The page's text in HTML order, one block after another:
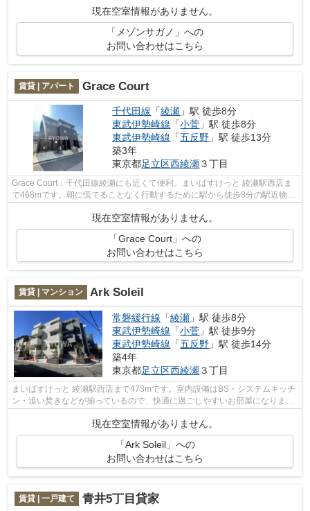
現在空室情報がありません。
「メゾンサガノ」への
お問い合わせはこちら
賃貸 | アパート Grace Court
千代田線 「綾瀬 」駅 徒歩8分
東武伊勢崎線 「小菅 」駅 徒歩8分
東武伊勢崎線 「五反野 」駅 徒歩13分
築3年
東京都足立区西綾瀬３丁目
Grace Court：千代田線綾瀬にも近くて便利。まいばすけっと 綾瀬駅西店ま
で468mです。朝に慌てることなく行動するために駅から徒歩8分の駅近物件
はいかがでしょうか。2駅利用ができて...
現在空室情報がありません。
「Grace Court」への
お問い合わせはこちら
賃貸 | マンション Ark Soleil
常磐緩行線 「綾瀬 」駅 徒歩8分
東武伊勢崎線 「小菅 」駅 徒歩9分
東武伊勢崎線 「五反野 」駅 徒歩14分
築4年
東京都足立区西綾瀬３丁目
まいばすけっと 綾瀬駅西店まで473mです。室内設備はBS・システムキッチ
ン・追い焚きなどが揃っているので、快適に過ごしやすいお部屋になりま
現在空室情報がありません。
「Ark Soleil」への
お問い合わせはこちら
賃貸 | 一戸建て 青井5丁目貸家